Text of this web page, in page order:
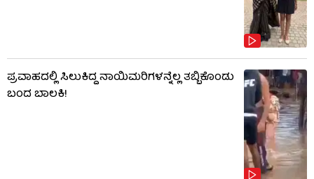
ಪ್ರವಾಹದಲ್ಲಿ ಸಿಲುಕಿದ್ದ ನಾಯಿಮರಿಗಳನ್ನೆಲ್ಲ ತಬ್ಬಿಕೊಂಡು
ಬಂದ ಬಾಲಕಿ!